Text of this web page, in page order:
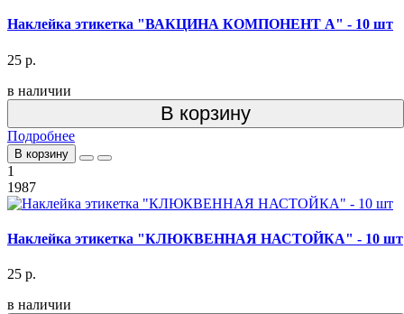
Наклейка этикетка "ВАКЦИНА КОМПОНЕНТ А" - 10 шт
25 р.
в наличии
В корзину
Подробнее
В корзину
1
1987
Наклейка этикетка "КЛЮКВЕННАЯ НАСТОЙКА" - 10 шт
25 р.
в наличии